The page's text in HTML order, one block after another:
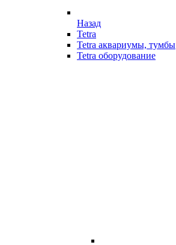
Назад
Tetra
Tetra аквариумы, тумбы
Tetra оборудование